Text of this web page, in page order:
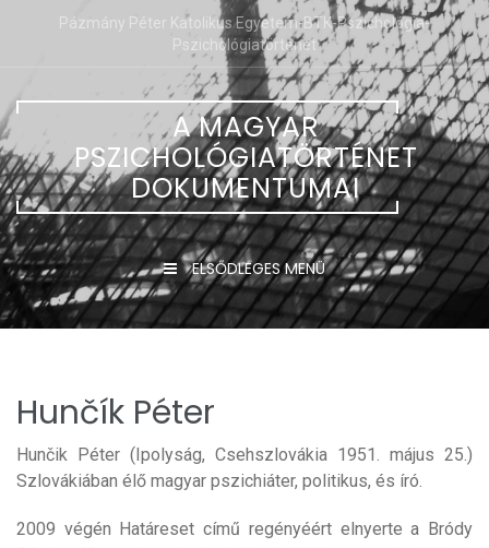
TartalomhozPázmány Péter Katolikus Egyetem-BTK-Pszichológia-
Pszichológiatörténet
A MAGYAR
PSZICHOLÓGIATÖRTÉNET
DOKUMENTUMAI
ELSŐDLEGES MENÜ
Hunčík Péter
Hunčik Péter (Ipolyság, Csehszlovákia 1951. május 25.)
Szlovákiában élő magyar pszichiáter, politikus, és író.
2009 végén Határeset című regényéért elnyerte a Bródy